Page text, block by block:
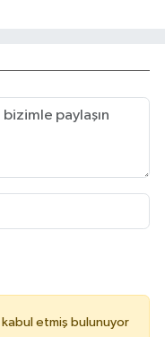
kabul etmiş bulunuyor